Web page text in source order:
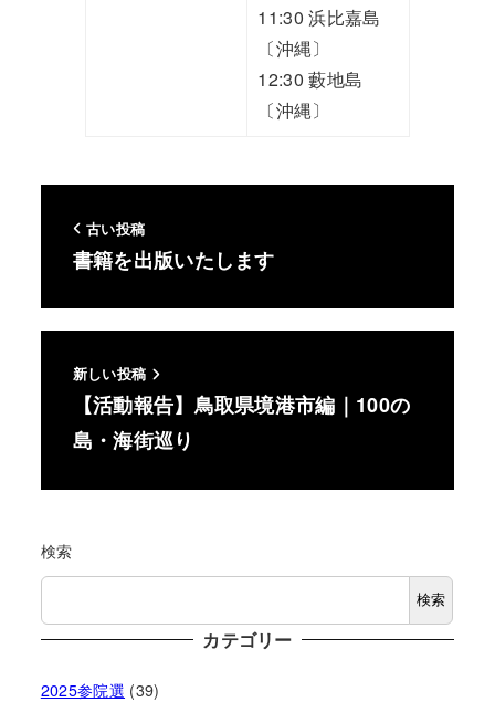
11:30 浜比嘉島
〔沖縄〕
12:30 藪地島
〔沖縄〕
古い投稿
書籍を出版いたします
新しい投稿
【活動報告】鳥取県境港市編｜100の
島・海街巡り
検索
検索
カテゴリー
2025参院選 (39)